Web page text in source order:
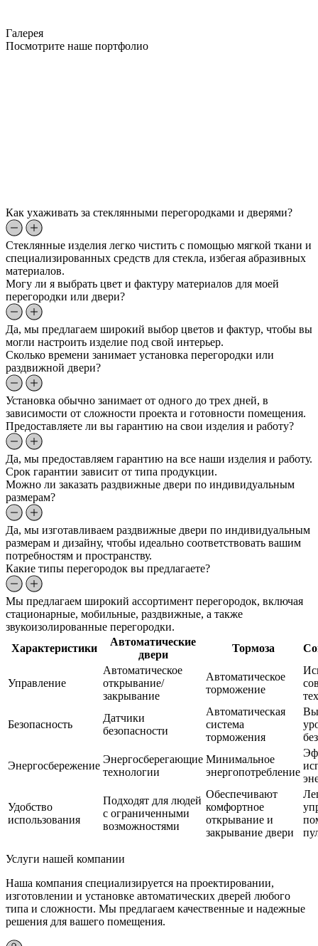
Галерея
Посмотрите наше портфолио
Как ухаживать за стеклянными перегородками и дверями?
Стеклянные изделия легко чистить с помощью мягкой ткани и
специализированных средств для стекла, избегая абразивных
материалов.
Могу ли я выбрать цвет и фактуру материалов для моей
перегородки или двери?
Да, мы предлагаем широкий выбор цветов и фактур, чтобы вы
могли настроить изделие под свой интерьер.
Сколько времени занимает установка перегородки или
раздвижной двери?
Установка обычно занимает от одного до трех дней, в
зависимости от сложности проекта и готовности помещения.
Предоставляете ли вы гарантию на свои изделия и работу?
Да, мы предоставляем гарантию на все наши изделия и работу.
Срок гарантии зависит от типа продукции.
Можно ли заказать раздвижные двери по индивидуальным
размерам?
Да, мы изготавливаем раздвижные двери по индивидуальным
размерам и дизайну, чтобы идеально соответствовать вашим
потребностям и пространству.
Какие типы перегородок вы предлагаете?
Мы предлагаем широкий ассортимент перегородок, включая
стационарные, мобильные, раздвижные, а также
звукоизолированные перегородки.
Характеристики
Автоматические
двери
Тормоза
Управление
Автоматическое
открывание/
закрывание
Автоматическое
торможение
Безопасность
Датчики
безопасности
Автоматическая
система
торможения
Энергосбережение
Энергосберегающие
технологии
Минимальное
энергопотребление
Удобство
использования
Подходят для людей
с ограниченными
возможностями
Обеспечивают
комфортное
открывание и
закрывание двери
Услуги нашей компании
Наша компания специализируется на проектировании,
изготовлении и установке автоматических дверей любого
типа и сложности. Мы предлагаем качественные и надежные
решения для вашего помещения.